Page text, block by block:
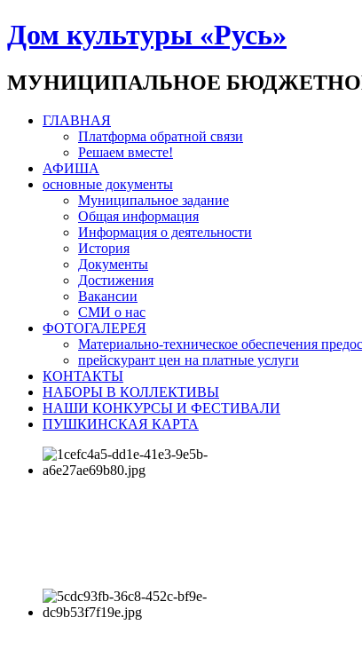
Дом культуры «Русь»
МУНИЦИПАЛЬНОЕ
ГЛАВНАЯ
Платформа обратной связи
Решаем вместе!
АФИША
основные документы
Муниципальное задание
Общая информация
Информация о деятельности
История
Документы
Достижения
Вакансии
СМИ о нас
ФОТОГАЛЕРЕЯ
Материально-техническое обеспечения
прейскурант цен на платные услуги
КОНТАКТЫ
НАБОРЫ В КОЛЛЕКТИВЫ
НАШИ КОНКУРСЫ И ФЕСТИВАЛИ
ПУШКИНСКАЯ КАРТА